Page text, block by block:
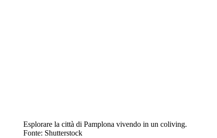
Esplorare la città di Pamplona vivendo in un coliving.
Fonte: Shutterstock